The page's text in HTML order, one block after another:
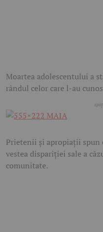
Moartea adolescentului a
rândul celor care l-au
Prietenii și apropiații spun
vestea dispariției sale a
comunitate.